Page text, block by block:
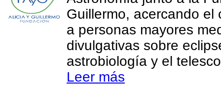
Guillermo, acercando
a personas mayores
divulgativas sobre
astrobiología y el
Leer más